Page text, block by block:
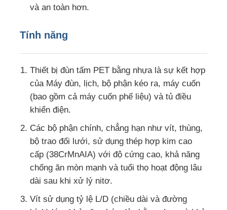
Máy quay cuộn
và an toàn hơn.
Tính năng
Thiết bị đùn tấm PET bằng nhựa là sự kết hợp
của Máy đùn, lịch, bộ phận kéo ra, máy cuốn
(bao gồm cả máy cuốn phế liệu) và tủ điều
khiển điện.
Các bộ phận chính, chẳng hạn như vít, thùng,
bộ trao đổi lưới, sử dụng thép hợp kim cao
cấp (38CrMnAIA) với độ cứng cao, khả năng
chống ăn mòn mạnh và tuổi thọ hoạt động lâu
dài sau khi xử lý nitơ.
Vít sử dụng tỷ lệ L/D (chiều dài và đường